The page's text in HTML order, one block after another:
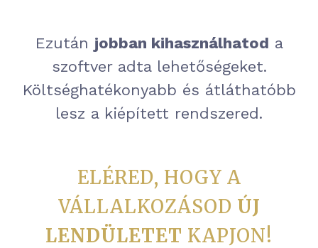
Ezután jobban kihasználhatod a
szoftver adta lehetőségeket.
Költséghatékonyabb és átláthatóbb
lesz a kiépített rendszered.
ELÉRED, HOGY A
VÁLLALKOZÁSOD ÚJ
LENDÜLETET KAPJON!